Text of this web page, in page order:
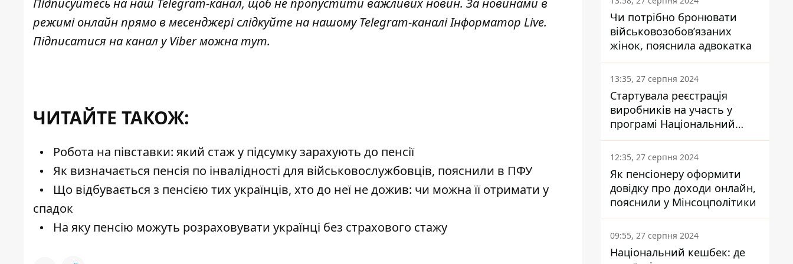
Підписуйтесь на наш Telegram-канал, щоб не пропустити важливих новин. За новинами в
режимі онлайн прямо в месенджері слідкуйте на нашому Telegram-каналіІнформатор Live.
Підписатися на канал у Viber можнатут.
ЧИТАЙТЕ ТАКОЖ:
Робота на півставки: який стаж у підсумку зарахують до пенсії
Як визначається пенсія по інвалідності для військовослужбовців, пояснили в ПФУ
Що відбувається з пенсією тих українців, хто до неї не дожив: чи можна її отримати у
спадок
На яку пенсію можуть розраховувати українці без страхового стажу
Чи потрібно бронювати
військовозобов’язаних
жінок, пояснила адвокатка
13:35, 27 серпня 2024
Стартувала реєстрація
виробників на участь у
програмі Національний
кешбек: як це зробити
через портал Дія
12:35, 27 серпня 2024
Як пенсіонеру оформити
довідку про доходи онлайн,
пояснили у Мінсоцполітики
09:55, 27 серпня 2024
Національний кешбек: де